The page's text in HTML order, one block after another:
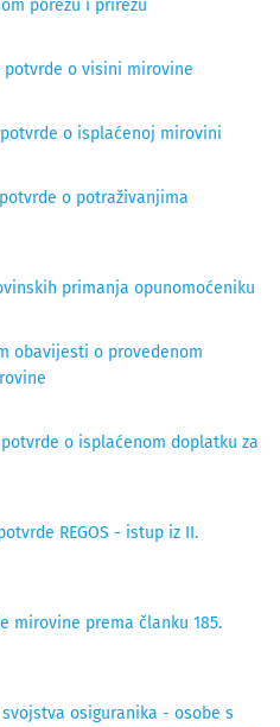
porezu i prirezu
potvrde o visini mirovine
o isplaćenoj mirovini
o potraživanjima
primanja opunomoćeniku
obavijesti o provedenom
o isplaćenom doplatku za
REGOS - istup iz II.
mirovine prema članku 185.
osiguranika - osobe s